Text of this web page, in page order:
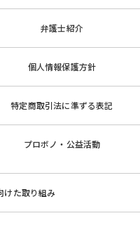
弁護士紹介
個人情報保護方針
特定商取引法に準ずる表記
プロボノ・公益活動
けた取り組み